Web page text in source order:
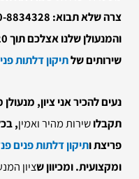
צרה שלא תבוא:
והמנעולן שלנו
שירותים שלתיקון דלתות
נעים להכיר אני ציון,
תקבלושירות מהיר ואמין,
פריצת ותיקון דלתות פנים
ומקצועית. ומכיוון שציון